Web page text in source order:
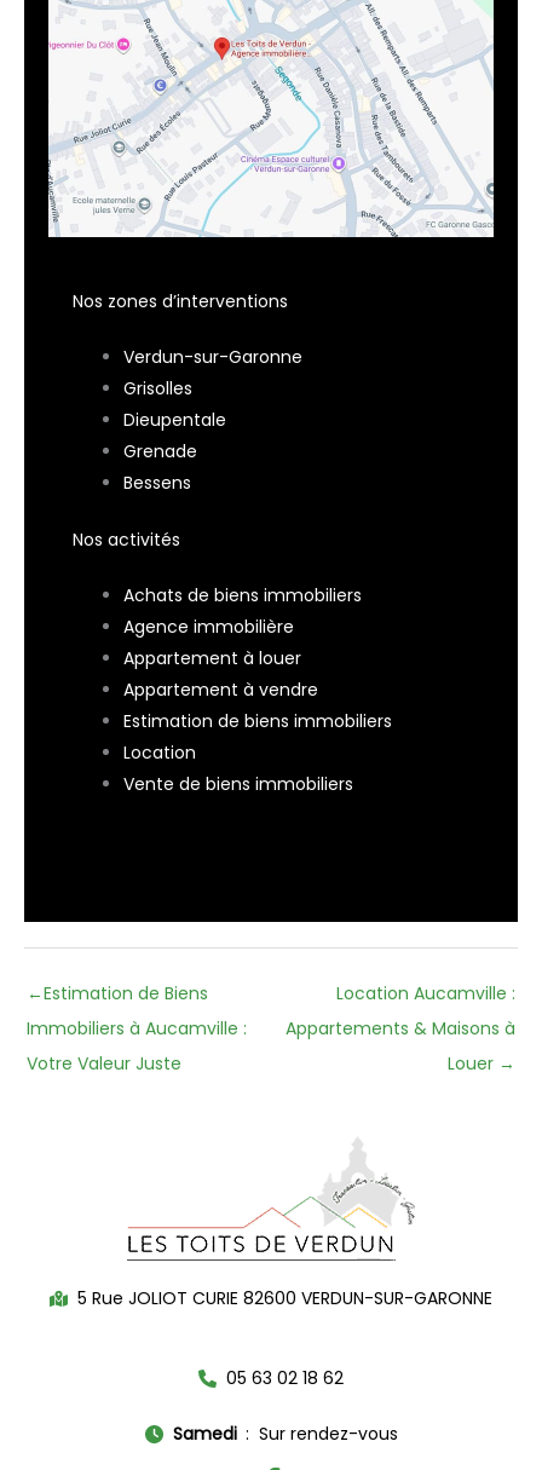
Nos zones d’interventions
Verdun-sur-Garonne
Grisolles
Dieupentale
Grenade
Bessens
Nos activités
Achats de biens immobiliers
Agence immobilière
Appartement à louer
Appartement à vendre
Estimation de biens immobiliers
Location
Vente de biens immobiliers
←Estimation de Biens
Immobiliers à Aucamville :
Votre Valeur Juste
Location Aucamville :
Appartements & Maisons à
Louer →
5 Rue JOLIOT CURIE 82600 VERDUN-SUR-GARONNE
05 63 02 18 62
Samedi Sur rendez-vous